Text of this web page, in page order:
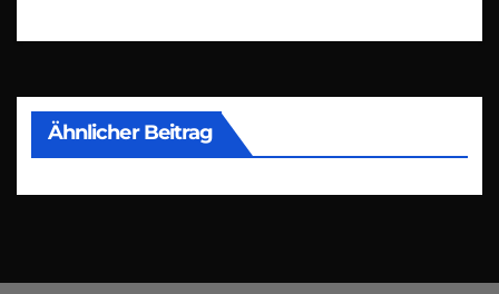
Ähnlicher Beitrag